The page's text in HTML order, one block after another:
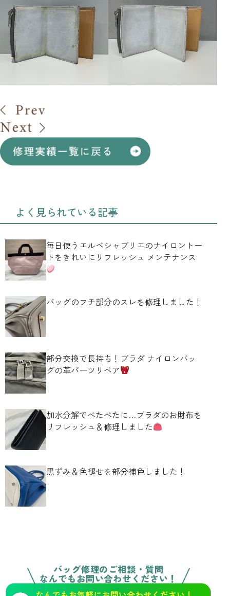
よく見られている記事
毎日使うエルベシャプリエのナイロントー
トをきれいにリフレッシュ メンテナンス
バッグのフチ部分のスレを修理しました！
部分交換で長持ち！プラダ ナイロンバッ
グの革パーツリペア
加水分解でべたべたに…プラダのお財布を
リフレッシュ＆修理しました
黒ずみ＆色褪せを部分補色しました！
バッグ修理のご相談・質問
なんでもお問い合わせください！